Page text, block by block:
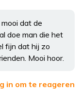
dat de
doe man die het
fijn dat hij zo
Mooi hoor.
in om te reageren